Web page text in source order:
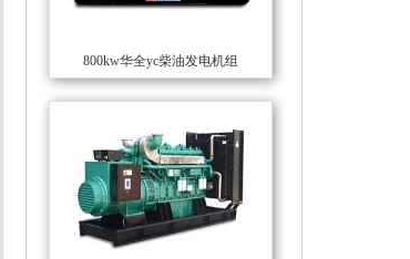
800kw华全yc柴油发电机组